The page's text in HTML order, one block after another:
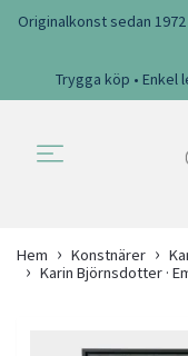
Originalkonst sedan
Trygga köp • Enkel
Hem Konstnärer
Karin Björnsdotter ·